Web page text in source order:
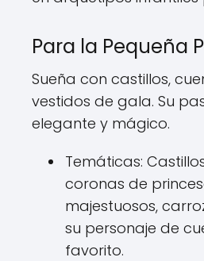
Para la Pequeña
Sueña con castillos,
vestidos de gala. Su
elegante y mágico.
Temáticas:
coronas de
majestuosos,
su personaje de
favorito.